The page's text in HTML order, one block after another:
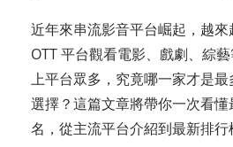
近年來串流影音平台崛起，越
OTT 平台觀看電影、戲劇、綜
上平台眾多，究竟哪一家才是
選擇？這篇文章將帶你一次看懂
名，從主流平台介紹到最新排行